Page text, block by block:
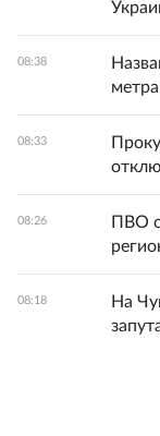
08:38
08:33
08:26
ПВО
08:18
На